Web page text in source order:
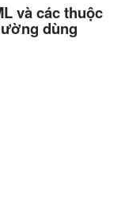
và các thuộc
dùng